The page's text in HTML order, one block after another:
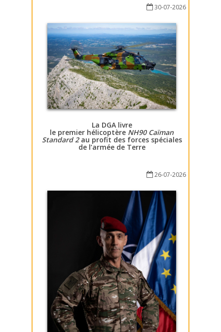
30-07-2026
La DGA livre
le premier hélicoptère NH90 Caïman
Standard 2au profit des forces spéciales
de l’armée de Terre
26-07-2026